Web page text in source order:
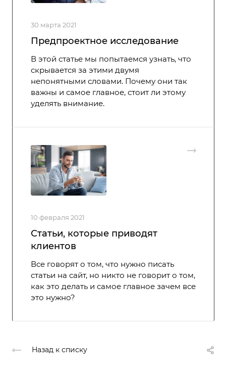
30 марта 2021
Предпроектное исследование
В этой статье мы попытаемся узнать, что
скрывается за этими двумя
непонятными словами. Почему они так
важны и самое главное, стоит ли этому
уделять внимание.
10 февраля 2021
Статьи, которые приводят
клиентов
Все говорят о том, что нужно писать
статьи на сайт, но никто не говорит о том,
как это делать и самое главное зачем все
это нужно?
Назад к списку